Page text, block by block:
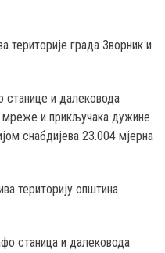
територије града Зворник и
станице и далековода
и прикључака дужине
снабдијева 23.004 мјерна
територију општина
станица и далековода